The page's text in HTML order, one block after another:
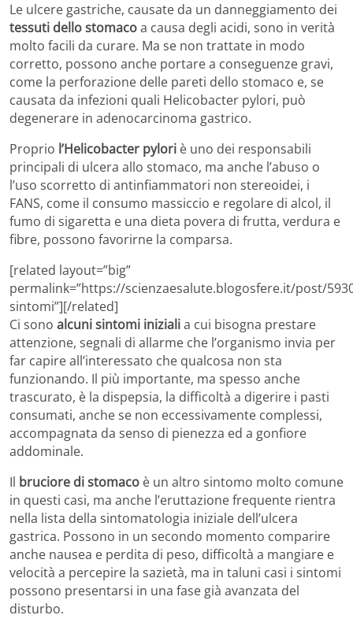
Le ulcere gastriche, causate da un danneggiamento dei
tessuti dello stomacoa causa degli acidi, sono in verità
molto facili da curare. Ma se non trattate in modo
corretto, possono anche portare a conseguenze gravi,
come la perforazione delle pareti dello stomaco e, se
causata da infezioni quali Helicobacter pylori, può
degenerare in adenocarcinoma gastrico.
Proprio l’Helicobacter pylori è uno dei responsabili
principali di ulcera allo stomaco, ma anche l’abuso o
l’uso scorretto di antinfiammatori non stereoidei, i
FANS, come il consumo massiccio e regolare di alcol, il
fumo di sigaretta e una dieta povera di frutta, verdura e
fibre, possono favorirne la comparsa.
[related layout=”big”
permalink=”https://scienzaesalute.blogosfere.it/post/
sintomi”][/related]
Ci sono alcuni sintomi inizialia cui bisogna prestare
attenzione, segnali di allarme che l’organismo invia per
far capire all’interessato che qualcosa non sta
funzionando. Il più importante, ma spesso anche
trascurato, è la dispepsia, la difficoltà a digerire i pasti
consumati, anche se non eccessivamente complessi,
accompagnata da senso di pienezza ed a gonfiore
addominale.
Il bruciore di stomaco è un altro sintomo molto comune
in questi casi, ma anche l’eruttazione frequente rientra
nella lista della sintomatologia iniziale dell’ulcera
gastrica. Possono in un secondo momento comparire
anche nausea e perdita di peso, difficoltà a mangiare e
velocità a percepire la sazietà, ma in taluni casi i sintomi
possono presentarsi in una fase già avanzata del
disturbo.